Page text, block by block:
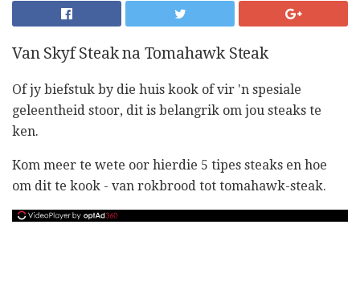
Van Skyf Steak na Tomahawk Steak
Of jy biefstuk by die huis kook of vir 'n spesiale
geleentheid stoor, dit is belangrik om jou steaks te
ken.
Kom meer te wete oor hierdie 5 tipes steaks en hoe
om dit te kook - van rokbrood tot tomahawk-steak.